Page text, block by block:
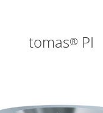
tomas®PI